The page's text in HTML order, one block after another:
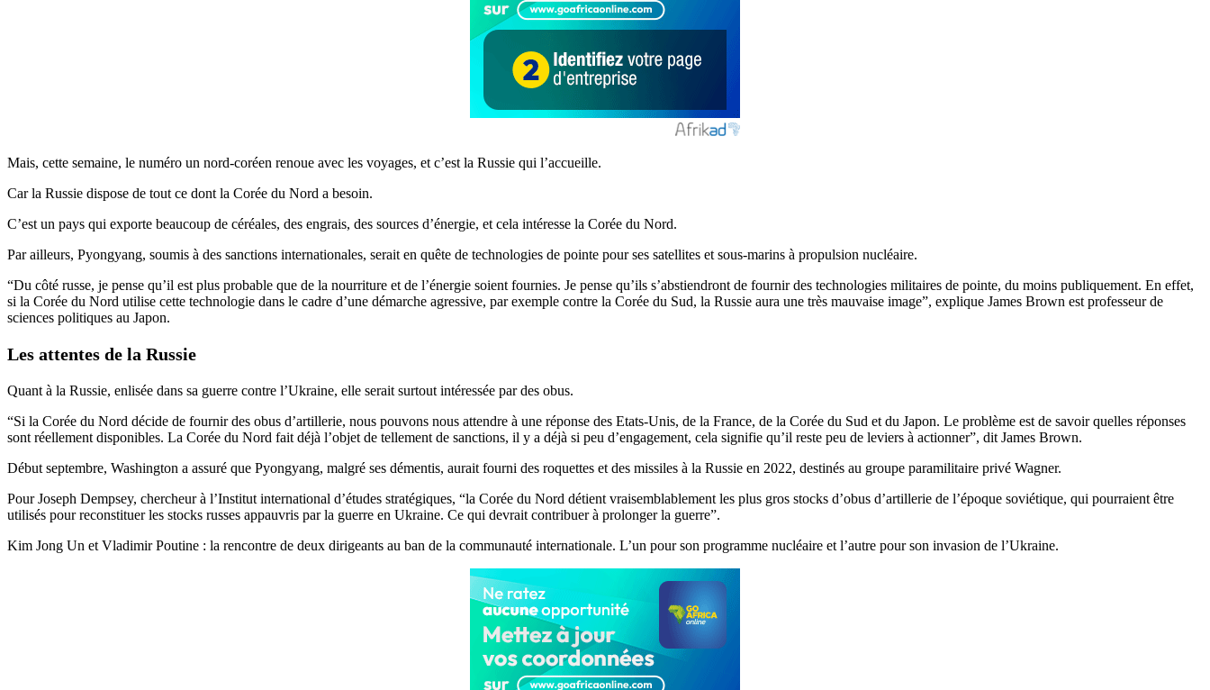
Mais, cette semaine, le numéro un nord-coréen renoue avec les voyages, et c’est la Russie qui l’accueille.
Car la Russie dispose de tout ce dont la Corée du Nord a besoin.
C’est un pays qui exporte beaucoup de céréales, des engrais, des sources d’énergie, et cela intéresse la Corée du Nord.
Par ailleurs, Pyongyang, soumis à des sanctions internationales, serait en quête de technologies de pointe pour ses satellites et sous-marins à propulsion nucléaire.
“Du côté russe, je pense qu’il est plus probable que de la nourriture et de l’énergie soient fournies. Je pense qu’ils s’abstiendront de fournir des technologies militaires de pointe, du moins publiquement. En effet,
si la Corée du Nord utilise cette technologie dans le cadre d’une démarche agressive, par exemple contre la Corée du Sud, la Russie aura une très mauvaise image”, explique James Brown est professeur de
sciences politiques au Japon.
Les attentes de la Russie
Quant à la Russie, enlisée dans sa guerre contre l’Ukraine, elle serait surtout intéressée par des obus.
“Si la Corée du Nord décide de fournir des obus d’artillerie, nous pouvons nous attendre à une réponse des Etats-Unis, de la France, de la Corée du Sud et du Japon. Le problème est de savoir quelles réponses
sont réellement disponibles. La Corée du Nord fait déjà l’objet de tellement de sanctions, il y a déjà si peu d’engagement, cela signifie qu’il reste peu de leviers à actionner”, dit James Brown.
Début septembre, Washington a assuré que Pyongyang, malgré ses démentis, aurait fourni des roquettes et des missiles à la Russie en 2022, destinés au groupe paramilitaire privé Wagner.
Pour Joseph Dempsey, chercheur à l’Institut international d’études stratégiques, “la Corée du Nord détient vraisemblablement les plus gros stocks d’obus d’artillerie de l’époque soviétique, qui pourraient être
utilisés pour reconstituer les stocks russes appauvris par la guerre en Ukraine. Ce qui devrait contribuer à prolonger la guerre”.
Kim Jong Un et Vladimir Poutine : la rencontre de deux dirigeants au ban de la communauté internationale. L’un pour son programme nucléaire et l’autre pour son invasion de l’Ukraine.